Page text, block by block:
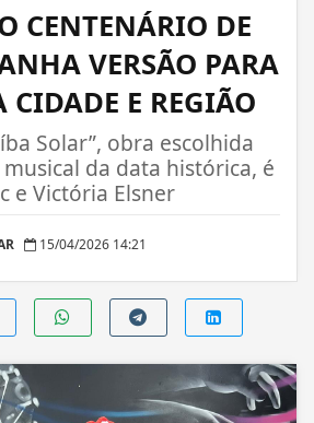
CENTENÁRIO DE
VERSÃO PARA
CIDADE E REGIÃO
Solar”, obra escolhida
da data histórica, é
e Victória Elsner
15/04/2026 14:21